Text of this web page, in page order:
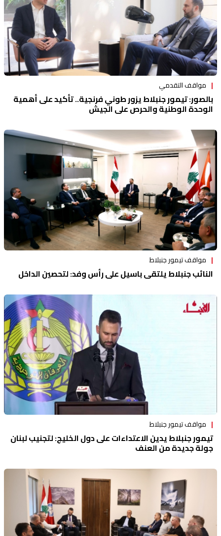
مواقف التقدمي
بالصور: تيمور جنبلاط يزور طوني فرنجية.. تأكيد على أهمية
الوحدة الوطنية والحرص على الجيش
مواقف تيمور جنبلاط
النائب جنبلاط يلتقي باسيل على رأس وفد: لتحصين الداخل
مواقف تيمور جنبلاط
تيمور جنبلاط يدين الاعتداءات على دول الخليج: لتجنيب لبنان
جولة جديدة من العنف